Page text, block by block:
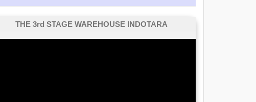
THE 3rd STAGE WAREHOUSE INDOTARA